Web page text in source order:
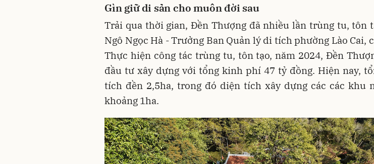
Gìn giữ di sản cho muôn đời sau
Trải qua thời gian, Đền Thượng đã nhiều lần trùng tu, tôn
Ngô Ngọc Hà - Trưởng Ban Quản lý di tích phường Lào Cai,
Thực hiện công tác trùng tu, tôn tạo, năm 2024, Đền
đầu tư xây dựng với tổng kinh phí 47 tỷ đồng. Hiện nay,
tích đền 2,5ha, trong đó diện tích xây dựng các các khu
khoảng 1ha.